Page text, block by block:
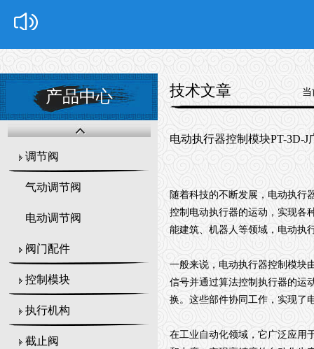
产品中心
调节阀
气动调节阀
电动调节阀
阀门配件
控制模块
执行机构
截止阀
技术文章
电动执行器控制模块PT-3D-
随着科技的不断发展，电动执行
控制电动执行器的运动，实现各
能建筑、机器人等领域，电动执
一般来说，电动执行器控制模块
信号并通过算法控制执行器的运
换。这些部件协同工作，实现了
在工业自动化领域，它广泛应用